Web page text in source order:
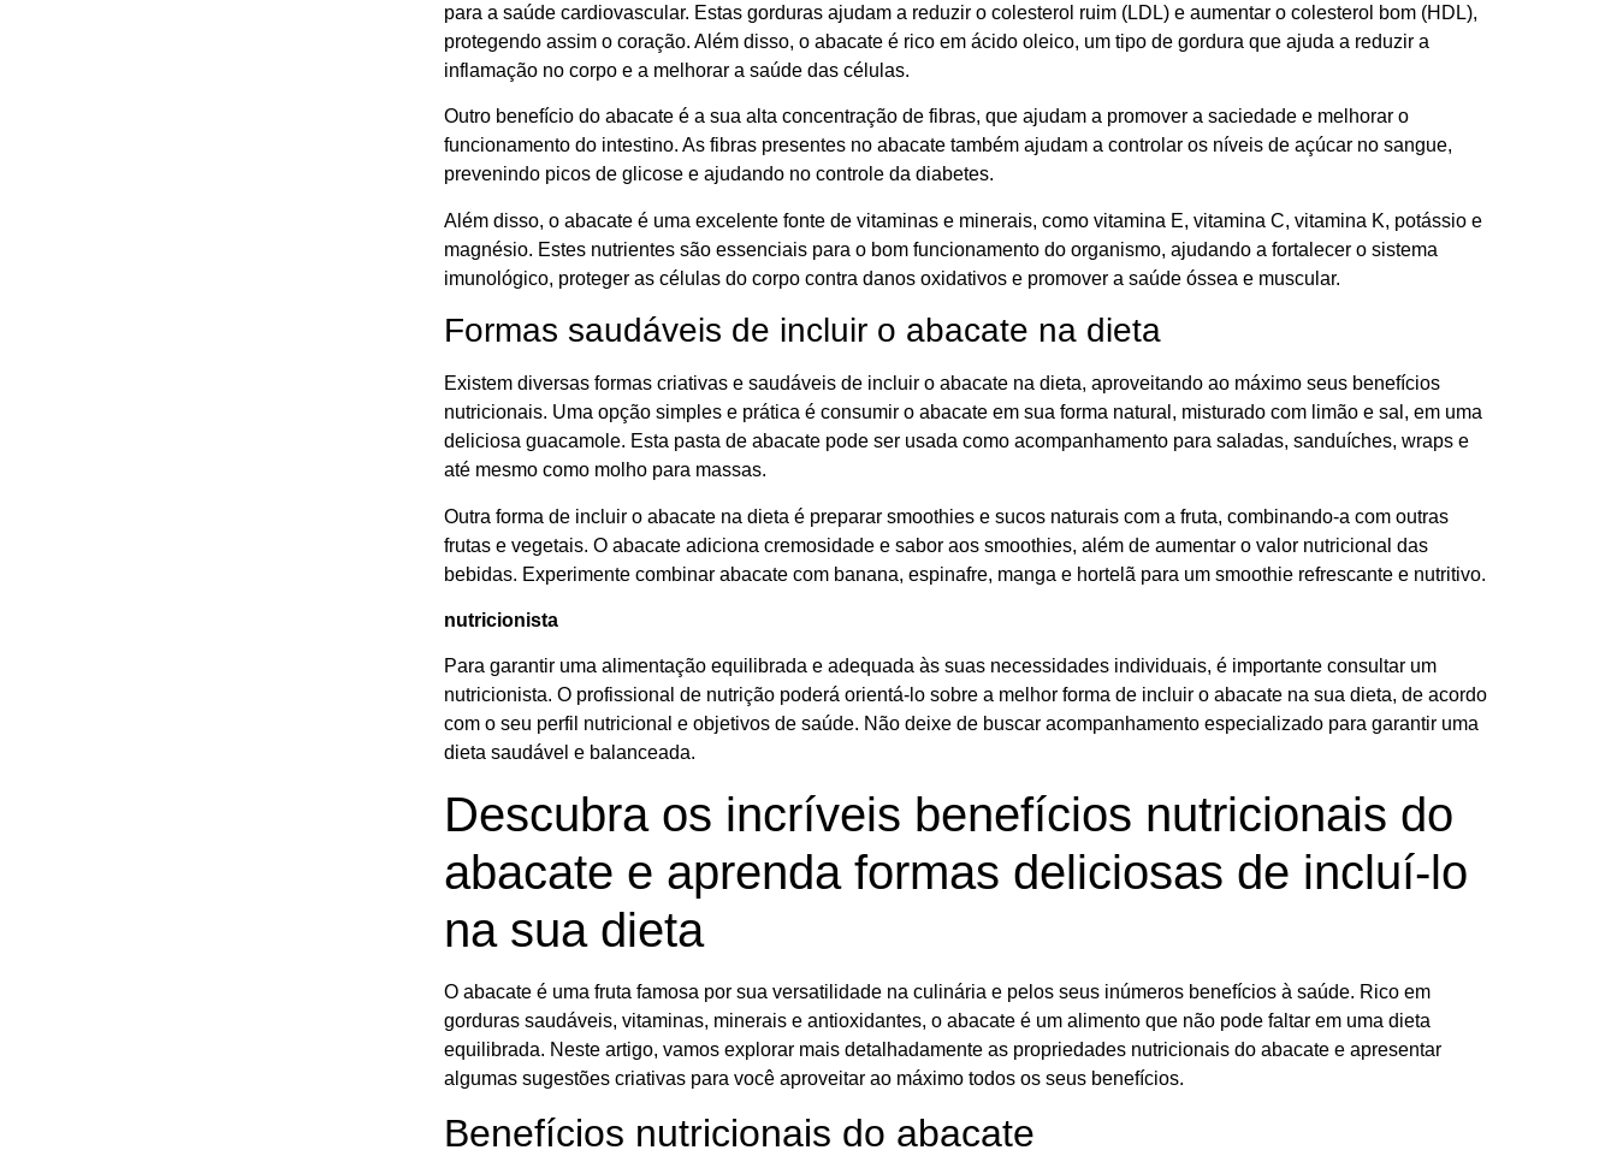
para a saúde cardiovascular. Estas gorduras ajudam a reduzir o colesterol ruim (LDL) e aumentar o colesterol bom (HDL),
protegendo assim o coração. Além disso, o abacate é rico em ácido oleico, um tipo de gordura que ajuda a reduzir a
inflamação no corpo e a melhorar a saúde das células.
Outro benefício do abacate é a sua alta concentração de fibras, que ajudam a promover a saciedade e melhorar o
funcionamento do intestino. As fibras presentes no abacate também ajudam a controlar os níveis de açúcar no sangue,
prevenindo picos de glicose e ajudando no controle da diabetes.
Além disso, o abacate é uma excelente fonte de vitaminas e minerais, como vitamina E, vitamina C, vitamina K, potássio e
magnésio. Estes nutrientes são essenciais para o bom funcionamento do organismo, ajudando a fortalecer o sistema
imunológico, proteger as células do corpo contra danos oxidativos e promover a saúde óssea e muscular.
Formas saudáveis de incluir o abacate na dieta
Existem diversas formas criativas e saudáveis de incluir o abacate na dieta, aproveitando ao máximo seus benefícios
nutricionais. Uma opção simples e prática é consumir o abacate em sua forma natural, misturado com limão e sal, em uma
deliciosa guacamole. Esta pasta de abacate pode ser usada como acompanhamento para saladas, sanduíches, wraps e
até mesmo como molho para massas.
Outra forma de incluir o abacate na dieta é preparar smoothies e sucos naturais com a fruta, combinando-a com outras
frutas e vegetais. O abacate adiciona cremosidade e sabor aos smoothies, além de aumentar o valor nutricional das
bebidas. Experimente combinar abacate com banana, espinafre, manga e hortelã para um smoothie refrescante e nutritivo.
nutricionista
Para garantir uma alimentação equilibrada e adequada às suas necessidades individuais, é importante consultar um
nutricionista. O profissional de nutrição poderá orientá-lo sobre a melhor forma de incluir o abacate na sua dieta, de acordo
com o seu perfil nutricional e objetivos de saúde. Não deixe de buscar acompanhamento especializado para garantir uma
dieta saudável e balanceada.
Descubra os incríveis benefícios nutricionais do
abacate e aprenda formas deliciosas de incluí-lo
na sua dieta
O abacate é uma fruta famosa por sua versatilidade na culinária e pelos seus inúmeros benefícios à saúde. Rico em
gorduras saudáveis, vitaminas, minerais e antioxidantes, o abacate é um alimento que não pode faltar em uma dieta
equilibrada. Neste artigo, vamos explorar mais detalhadamente as propriedades nutricionais do abacate e apresentar
algumas sugestões criativas para você aproveitar ao máximo todos os seus benefícios.
Benefícios nutricionais do abacate